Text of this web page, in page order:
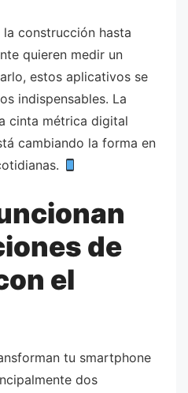
construcción hasta
quieren medir un
estos aplicativos se
indispensables. La
cinta métrica digital
cambiando la forma en
de
el
tu smartphone
dos